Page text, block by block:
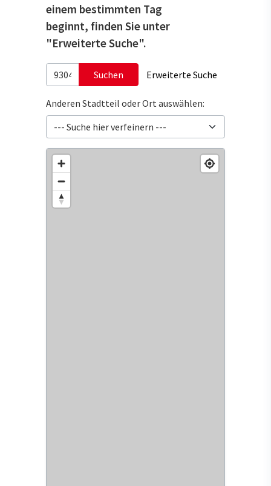
einem bestimmten Tag
beginnt, finden Sie unter
"Erweiterte Suche".
Suchen Erweiterte Suche
Anderen Stadtteil oder Ort auswählen: